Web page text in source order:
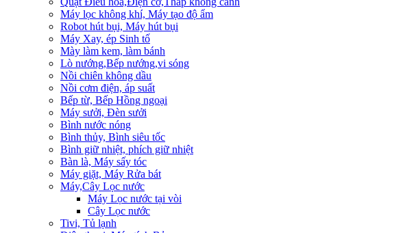
Máy lọc không khí, Máy tạo độ ẩm
Robot hút bụi, Máy hút bụi
Máy Xay, ép Sinh tố
Mày làm kem, làm bánh
Lò nướng,Bếp nướng,vi sóng
Nồi chiên không dầu
Nồi cơm điện, áp suất
Bếp từ, Bếp Hồng ngoại
Máy sưởi, Đèn sưởi
Bình nước nóng
Bình thủy, Bình siêu tốc
Bình giữ nhiệt, phích giữ nhiệt
Bàn là, Máy sấy tóc
Máy giặt, Máy Rửa bát
Máy,Cây Lọc nước
Máy Lọc nước tại vòi
Cây Lọc nước
Tivi, Tủ lạnh